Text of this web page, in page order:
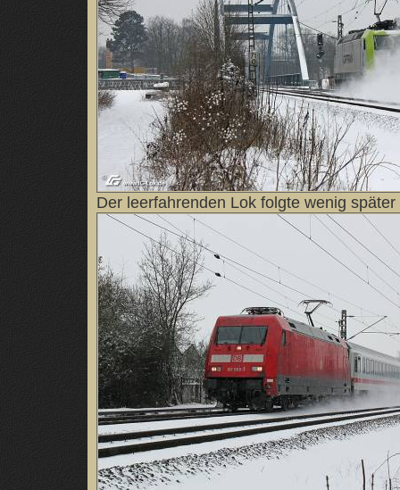
Der leerfahrenden Lok folgte wenig